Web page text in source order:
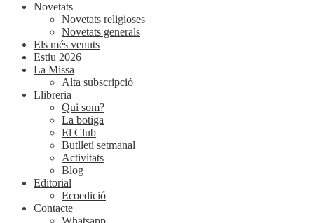
Novetats
Novetats religioses
Novetats generals
Els més venuts
Estiu 2026
La Missa
Alta subscripció
Llibreria
Qui som?
La botiga
El Club
Butlletí setmanal
Activitats
Blog
Editorial
Ecoedició
Contacte
Whatsapp